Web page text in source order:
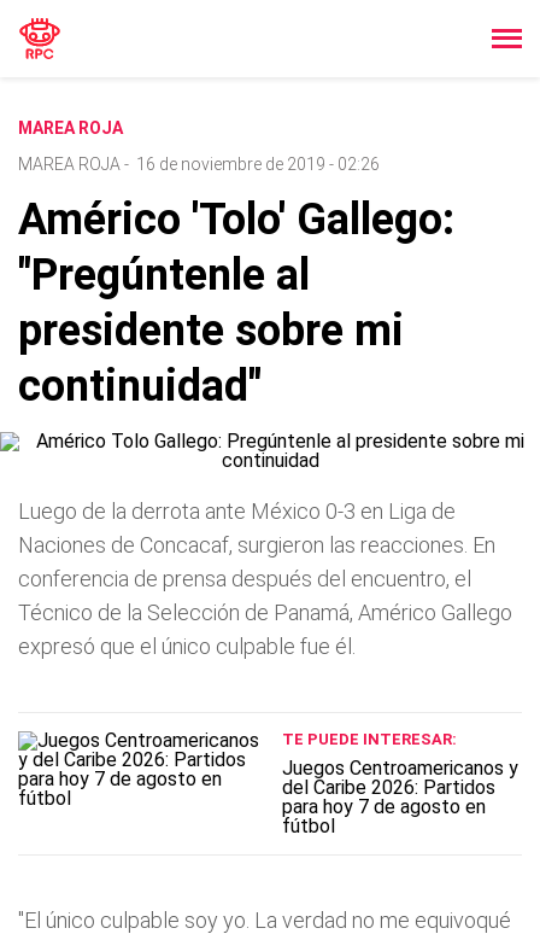
MAREA ROJA
MAREA ROJA - 16 de noviembre de 2019 - 02:26
Américo 'Tolo' Gallego:
"Pregúntenle al
presidente sobre mi
continuidad"
Luego de la derrota ante México 0-3 en Liga de
Naciones de Concacaf, surgieron las reacciones. En
conferencia de prensa después del encuentro, el
Técnico de la Selección de Panamá, Américo Gallego
expresó que el único culpable fue él.
TE PUEDE INTERESAR:
Juegos Centroamericanos y
del Caribe 2026: Partidos
para hoy 7 de agosto en
fútbol
"El único culpable soy yo. La verdad no me equivoqué